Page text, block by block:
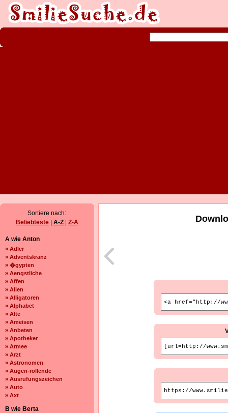
Sortiere nach:
Beliebteste
A-Z Z-A
A wie Anton
» Adler
» Adventskranz
» �gypten
» Aengstliche
» Affen
» Alien
» Alligatoren
» Alphabet
» Alte
» Ameisen
» Anbeten
» Apotheker
» Armee
» Arzt
» Astronomen
» Augen-rollende
» Ausrufungszeichen
» Auto
» Axt
B wie Berta